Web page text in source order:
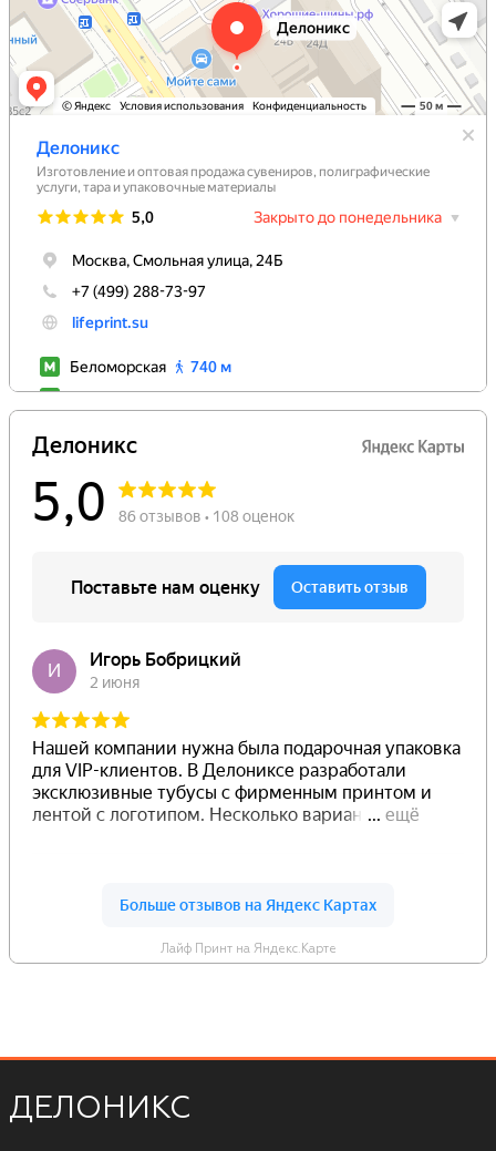
Лайф Принт на Яндекс.Карте
ДЕЛОНИКС